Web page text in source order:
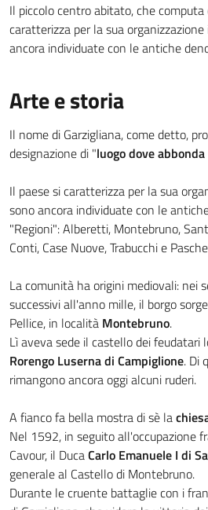
Il piccolo centro abitato, che
caratterizza per la sua
ancora individuate con le antiche
Arte e storia
Il nome di Garzigliana, come detto,
designazione di "luogo dove
Il paese si caratterizza per la sua
sono ancora individuate con le
"Regioni": Alberetti, Montebruno,
Conti, Case Nuove, Trabucchi e
La comunità ha origini mediovali: nei
successivi all'anno mille, il borgo
Pellice, in località Montebruno.
Lì aveva sede il castello dei feudatari
Rorengo Luserna di Campiglione. Di
rimangono ancora oggi alcuni ruderi.
A fianco fa bella mostra di sè la
Nel 1592, in seguito all'occupazione
Cavour, il DucaCarlo Emanuele I di
generale al Castello di Montebruno.
Durante le cruente battaglie con i